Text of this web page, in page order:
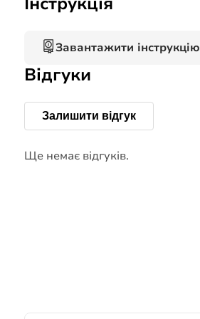
Завантажити інструкцію
Відгуки
Залишити відгук
Ще немає відгуків.